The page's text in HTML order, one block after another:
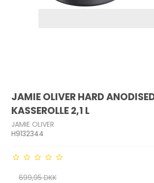
JAMIE OLIVER HARD
KASSEROLLE 2,1 L
JAMIE OLIVER
H9132344
699,95 DKK